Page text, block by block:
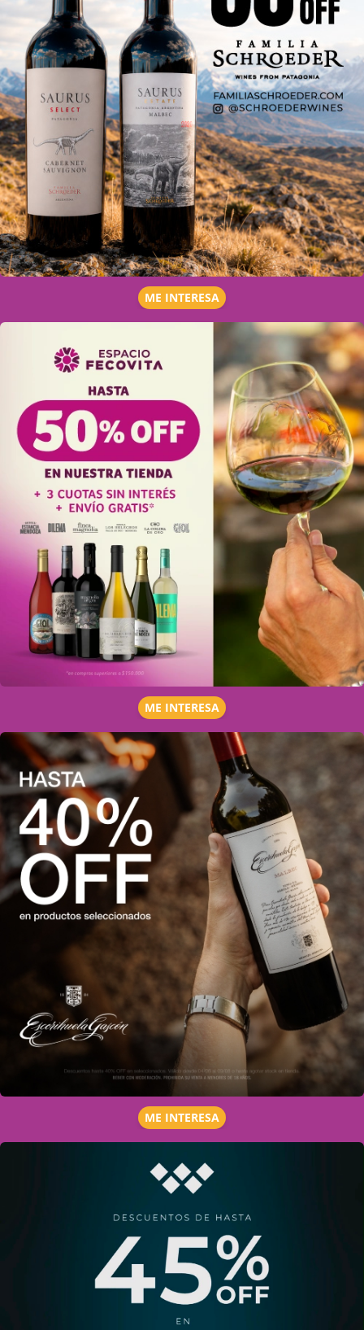
ME INTERESA
ME INTERESA
ME INTERESA